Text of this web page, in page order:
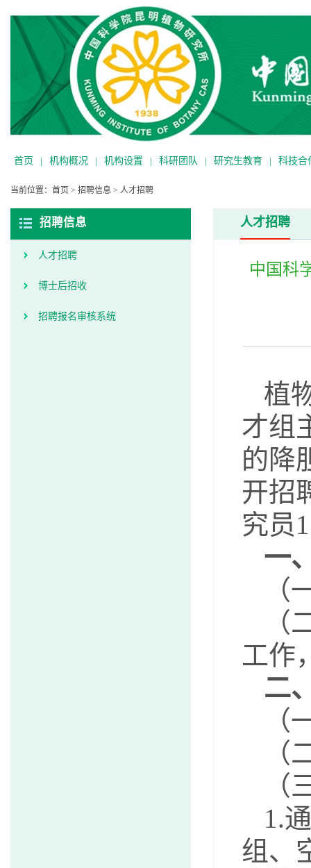
首页 | 机构概况 | 机构设置 | 科研团队 | 研究生教育 | 科技合
当前位置： 首页 > 招聘信息 > 人才招聘
招聘信息
人才招聘
博士后招收
招聘报名审核系统
人才招聘
中国科
植
才组
的降
开招
究员
一
（
（
工作
二
（
（
（
1.
组、